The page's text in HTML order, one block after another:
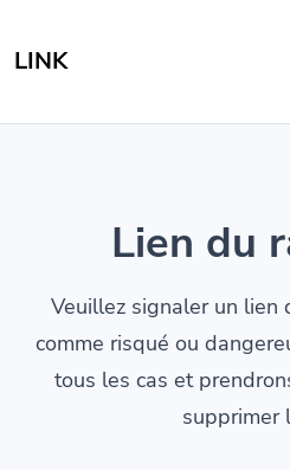
LINK
Lien du
Veuillez signaler un lien
comme risqué ou
tous les cas et
supprimer